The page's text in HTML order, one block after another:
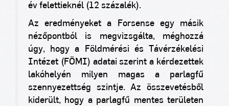
év felettieknél (12 százalék).
Az eredményeket a Forsense egy másik
nézőpontból is megvizsgálta, méghozzá
úgy, hogy a Földmérési és Távérzékelési
Intézet (FÖMI) adatai szerint a kérdezettek
lakóhelyén milyen magas a parlagfű
szennyezettség szintje. Az összevetésből
kiderült, hogy a parlagfű mentes területen